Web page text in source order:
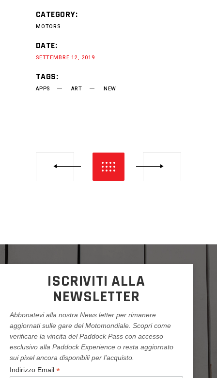
CATEGORY:
MOTORS
DATE:
SETTEMBRE 12, 2019
TAGS:
APPS ART NEW
ISCRIVITI ALLA
NEWSLETTER
Abbonatevi alla nostra News letter per rimanere
aggiornati sulle gare del Motomondiale. Scopri come
verificare la vincita del Paddock Pass con accesso
esclusivo alla Paddock Experience o resta aggiornato
sui pixel ancora disponibili per l'acquisto.
Indirizzo Email *